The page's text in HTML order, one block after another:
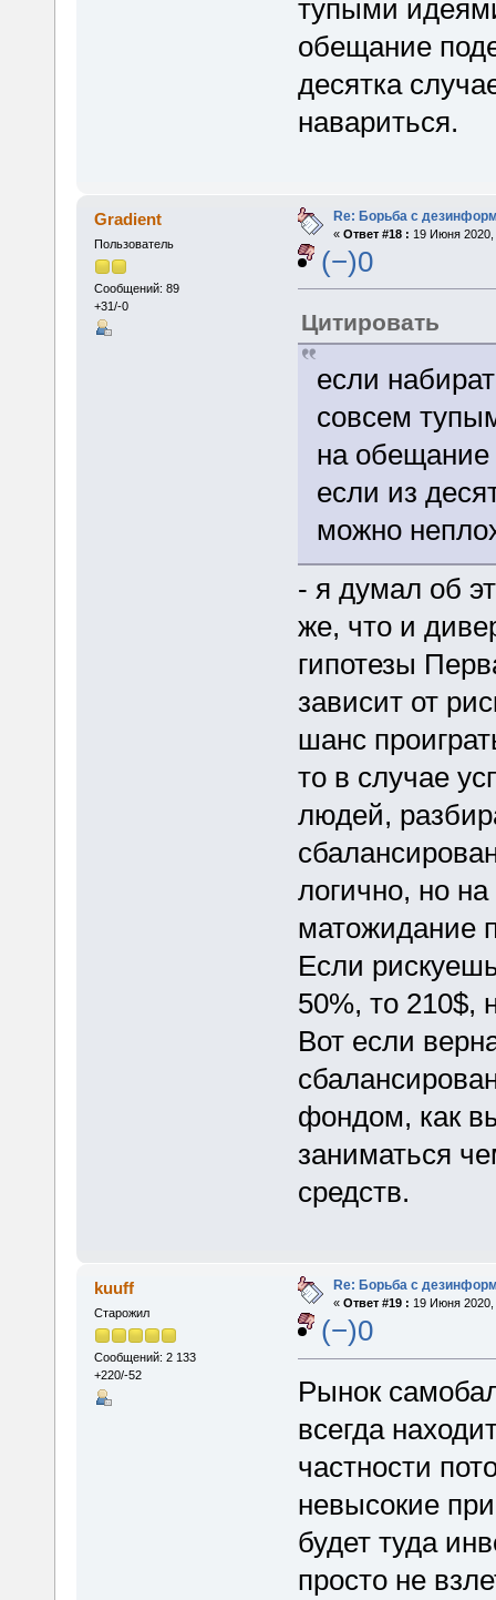
тупыми
обещание
десятка
навариться.
Gradient
Пользователь
Сообщений: 89
+31/-0
Re: Борьба с
« Ответ #18 : 19 Июня 2020,
(−)0
Цитировать
если
совсем
на обещание
если из
можно
- я думал об
же, что и
гипотезы
зависит от
шанс
то в случае
людей,
логично, но
матожидание
Если
50%, то 210$,
Вот если
фондом, как
заниматься
средств.
kuuff
Старожил
Сообщений: 2 133
+220/-52
Re: Борьба с
« Ответ #19 : 19 Июня 2020,
(−)0
Рынок
всегда
частности
невысокие
будет туда
просто не